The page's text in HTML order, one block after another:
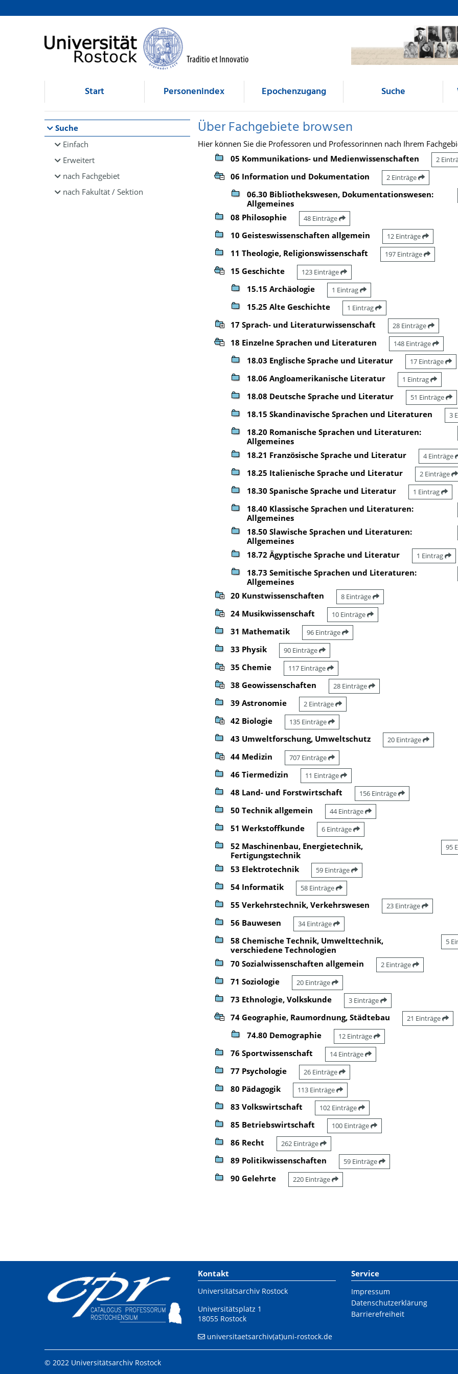
Browsen
direkt zum Inhalt
Start Personenindex Epochenzugang Suche
Suche
Einfach
Erweitert
nach Fachgebiet
nach Fakultät / Sektion
Über Fachgebiete browsen
Hier können Sie die Professoren und Professorinnen nach Ihrem
05 Kommunikations- und Medienwissenschaften
2
06 Information und Dokumentation 2 Einträge
06.30 Bibliothekswesen, Dokumentationswesen:
Allgemeines
08 Philosophie 48 Einträge
10 Geisteswissenschaften allgemein 12 Einträge
11 Theologie, Religionswissenschaft 197 Einträge
15 Geschichte 123 Einträge
15.15 Archäologie 1 Eintrag
15.25 Alte Geschichte 1 Eintrag
17 Sprach- und Literaturwissenschaft 28 Einträge
18 Einzelne Sprachen und Literaturen 148 Einträge
18.03 Englische Sprache und Literatur 17 Einträge
18.06 Angloamerikanische Literatur 1 Eintrag
18.08 Deutsche Sprache und Literatur 51 Einträge
18.15 Skandinavische Sprachen und Literaturen 3
18.20 Romanische Sprachen und Literaturen:
Allgemeines
18.21 Französische Sprache und Literatur 4 Einträge
18.25 Italienische Sprache und Literatur 2 Einträge
18.30 Spanische Sprache und Literatur 1 Eintrag
18.40 Klassische Sprachen und Literaturen:
Allgemeines
18.50 Slawische Sprachen und Literaturen:
Allgemeines
18.72 Ägyptische Sprache und Literatur 1 Eintrag
18.73 Semitische Sprachen und Literaturen:
Allgemeines
20 Kunstwissenschaften 8 Einträge
24 Musikwissenschaft 10 Einträge
31 Mathematik 96 Einträge
33 Physik 90 Einträge
35 Chemie 117 Einträge
38 Geowissenschaften 28 Einträge
39 Astronomie 2 Einträge
42 Biologie 135 Einträge
43 Umweltforschung, Umweltschutz 20 Einträge
44 Medizin 707 Einträge
46 Tiermedizin 11 Einträge
48 Land- und Forstwirtschaft 156 Einträge
50 Technik allgemein 44 Einträge
51 Werkstoffkunde 6 Einträge
52 Maschinenbau, Energietechnik,
Fertigungstechnik
95
53 Elektrotechnik 59 Einträge
54 Informatik 58 Einträge
55 Verkehrstechnik, Verkehrswesen 23 Einträge
56 Bauwesen 34 Einträge
58 Chemische Technik, Umwelttechnik,
verschiedene Technologien
5
70 Sozialwissenschaften allgemein 2 Einträge
71 Soziologie 20 Einträge
73 Ethnologie, Volkskunde 3 Einträge
74 Geographie, Raumordnung, Städtebau 21 Einträge
74.80 Demographie 12 Einträge
76 Sportwissenschaft 14 Einträge
77 Psychologie 26 Einträge
80 Pädagogik 113 Einträge
83 Volkswirtschaft 102 Einträge
85 Betriebswirtschaft 100 Einträge
86 Recht 262 Einträge
89 Politikwissenschaften 59 Einträge
90 Gelehrte 220 Einträge
Kontakt
Universitätsarchiv Rostock
Universitätsplatz 1
18055 Rostock
universitaetsarchiv(at)uni-rostock.de
Service
Impressum
Datenschutzerklärung
Barrierefreiheit
© 2022 Universitätsarchiv Rostock